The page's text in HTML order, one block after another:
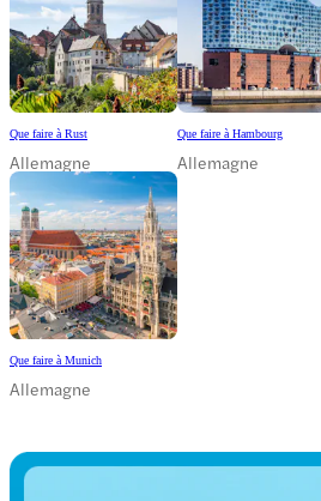
Que faire à Rust
Allemagne
Que faire à Hambourg
Allemagne
Que faire à Munich
Allemagne